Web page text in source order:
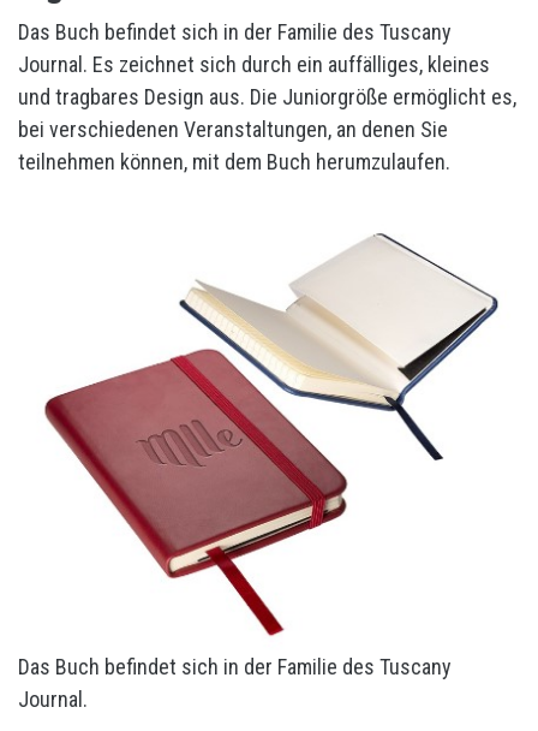
Das Buch befindet sich in der Familie des Tuscany
Journal. Es zeichnet sich durch ein auffälliges, kleines
und tragbares Design aus. Die Juniorgröße ermöglicht es,
bei verschiedenen Veranstaltungen, an denen Sie
teilnehmen können, mit dem Buch herumzulaufen.
Das Buch befindet sich in der Familie des Tuscany
Journal.